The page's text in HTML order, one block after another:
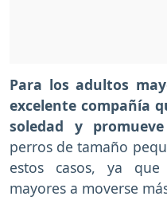
Para los adultos
excelente compañía
soledad y
perros de tamaño
estos casos, ya
mayores a moverse